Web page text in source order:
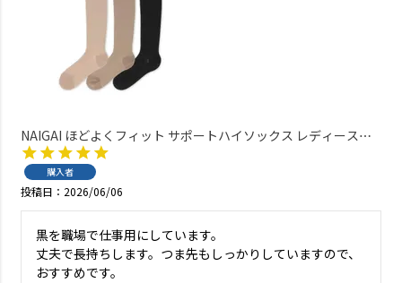
NAIGAI ほどよくフィット サポートハイソックス レディース
【365日最短翌日発送】03894186
購入者
投稿日 2026/06/06
黒を職場で仕事用にしています。
丈夫で長持ちします。つま先もしっかりしていますので、
おすすめです。